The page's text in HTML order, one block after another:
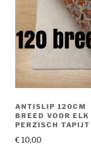
ANTISLIP 120CM
BREED VOOR ELK
PERZISCH TAPIJT
€10,00